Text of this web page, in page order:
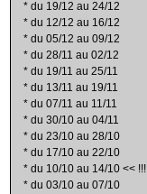
* du 19/12 au 24/12
* du 12/12 au 16/12
* du 05/12 au 09/12
* du 28/11 au 02/12
* du 19/11 au 25/11
* du 13/11 au 19/11
* du 07/11 au 11/11
* du 30/10 au 04/11
* du 23/10 au 28/10
* du 17/10 au 22/10
* du 10/10 au 14/10 << !!!
* du 03/10 au 07/10